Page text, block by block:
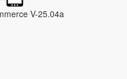
V-25.04a